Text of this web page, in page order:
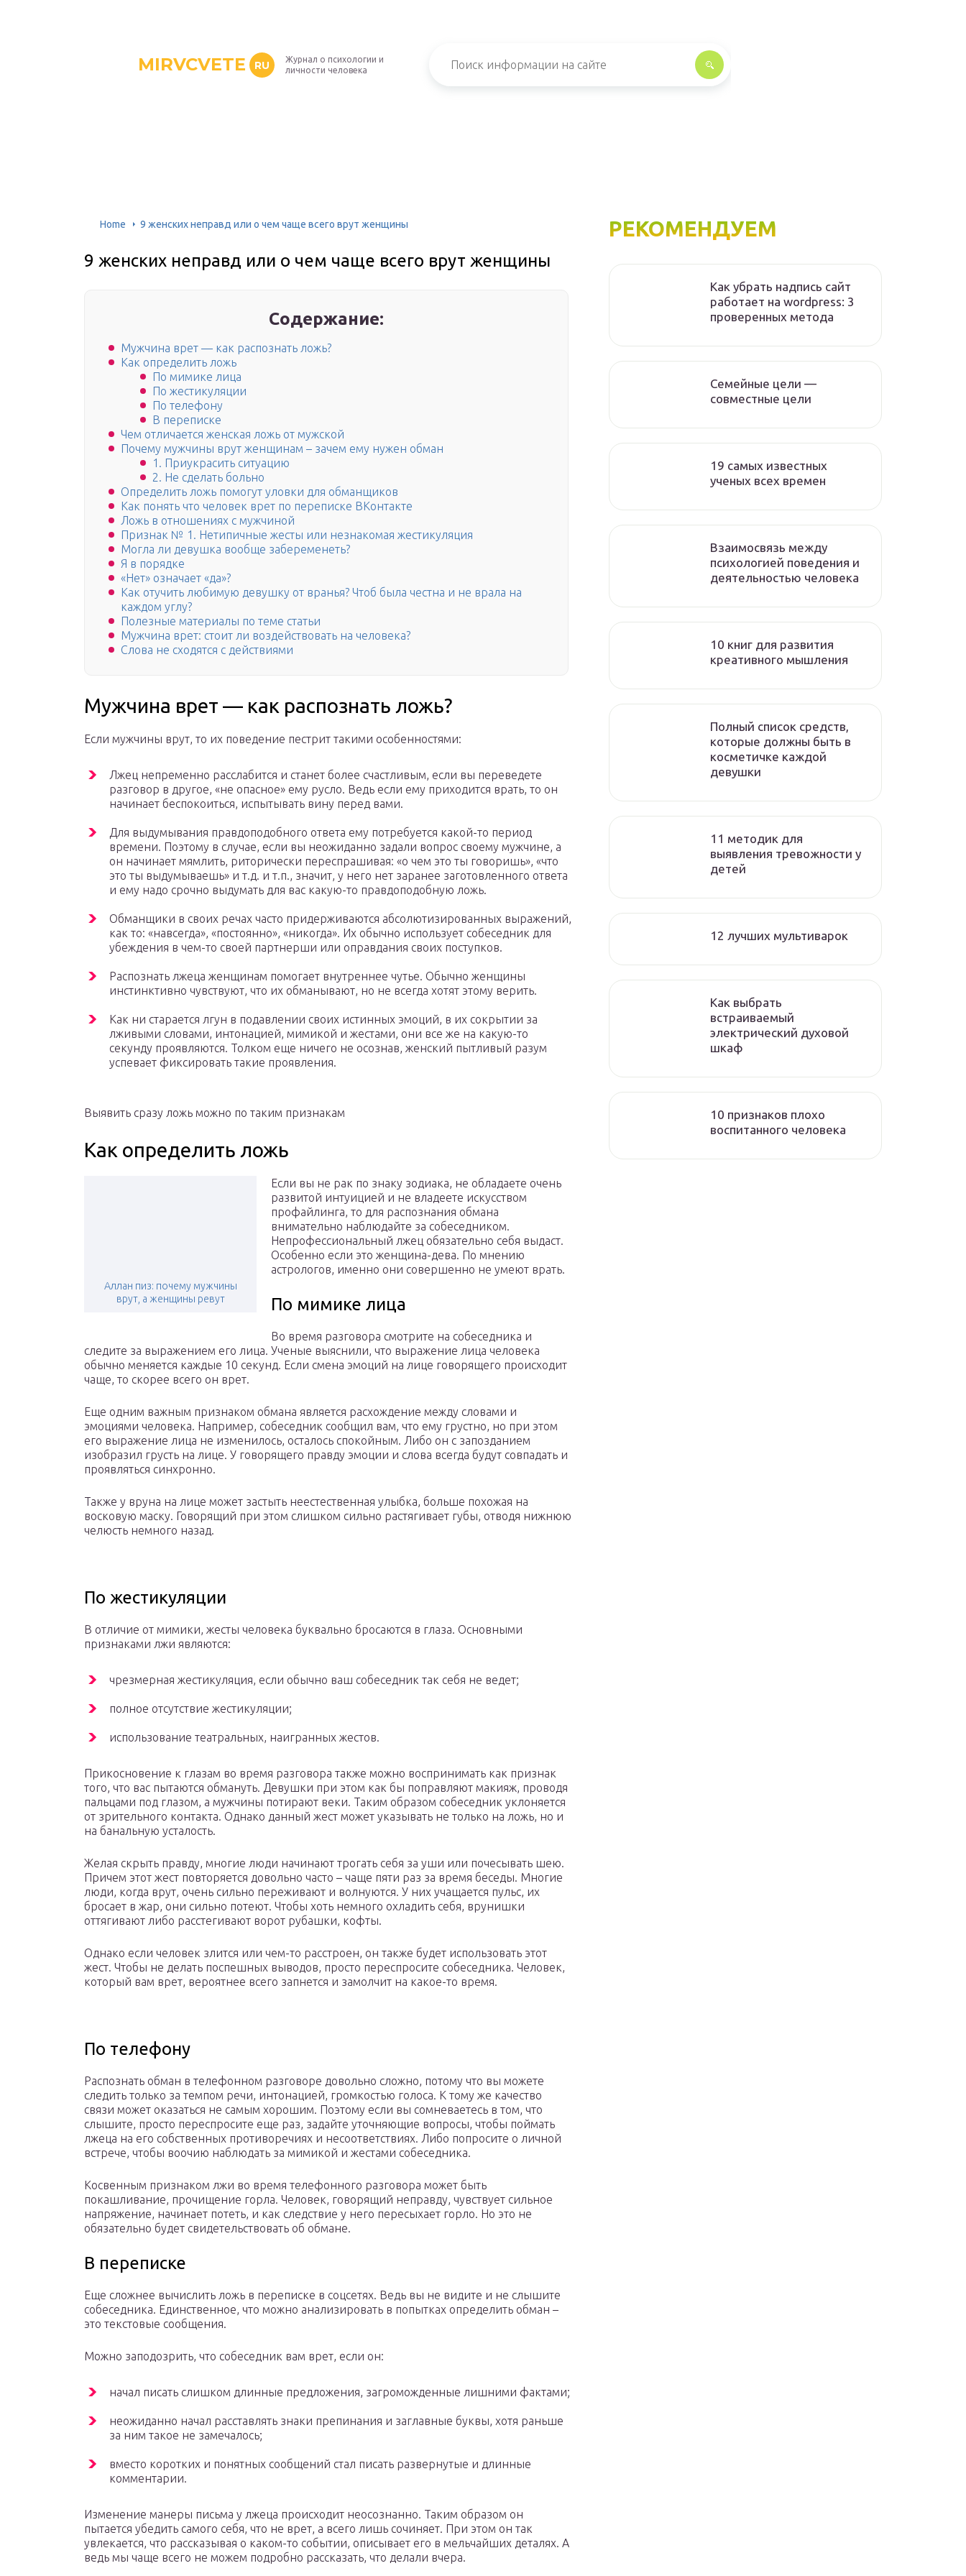
MIRVCVETE RU
Журнал о психологии и
личности человека
Home 9 женских неправд или о чем чаще всего врут женщины
9 женских неправд или о чем чаще всего врут женщины
Содержание:
Мужчина врет — как распознать ложь?
Как определить ложь
По мимике лица
По жестикуляции
По телефону
В переписке
Чем отличается женская ложь от мужской
Почему мужчины врут женщинам – зачем ему нужен обман
1. Приукрасить ситуацию
2. Не сделать больно
Определить ложь помогут уловки для обманщиков
Как понять что человек врет по переписке ВКонтакте
Ложь в отношениях с мужчиной
Признак № 1. Нетипичные жесты или незнакомая жестикуляция
Могла ли девушка вообще забеременеть?
Я в порядке
«Нет» означает «да»?
Как отучить любимую девушку от вранья? Чтоб была честна и не врала на
каждом углу?
Полезные материалы по теме статьи
Мужчина врет: стоит ли воздействовать на человека?
Слова не сходятся с действиями
Мужчина врет — как распознать ложь?
Если мужчины врут, то их поведение пестрит такими особенностями:
Лжец непременно расслабится и станет более счастливым, если вы переведете
разговор в другое, «не опасное» ему русло. Ведь если ему приходится врать, то он
начинает беспокоиться, испытывать вину перед вами.
Для выдумывания правдоподобного ответа ему потребуется какой-то период
времени. Поэтому в случае, если вы неожиданно задали вопрос своему мужчине, а
он начинает мямлить, риторически переспрашивая: «о чем это ты говоришь», «что
это ты выдумываешь» и т.д. и т.п., значит, у него нет заранее заготовленного ответа
и ему надо срочно выдумать для вас какую-то правдоподобную ложь.
Обманщики в своих речах часто придерживаются абсолютизированных выражений,
как то: «навсегда», «постоянно», «никогда». Их обычно использует собеседник для
убеждения в чем-то своей партнерши или оправдания своих поступков.
Распознать лжеца женщинам помогает внутреннее чутье. Обычно женщины
инстинктивно чувствуют, что их обманывают, но не всегда хотят этому верить.
Как ни старается лгун в подавлении своих истинных эмоций, в их сокрытии за
лживыми словами, интонацией, мимикой и жестами, они все же на какую-то
секунду проявляются. Толком еще ничего не осознав, женский пытливый разум
успевает фиксировать такие проявления.
Выявить сразу ложь можно по таким признакам
Как определить ложь
Аллан пиз: почему мужчины
врут, а женщины ревут
Если вы не рак по знаку зодиака, не обладаете очень
развитой интуицией и не владеете искусством
профайлинга, то для распознания обмана
внимательно наблюдайте за собеседником.
Непрофессиональный лжец обязательно себя выдаст.
Особенно если это женщина-дева. По мнению
астрологов, именно они совершенно не умеют врать.
По мимике лица
Во время разговора смотрите на собеседника и
следите за выражением его лица. Ученые выяснили, что выражение лица человека
обычно меняется каждые 10 секунд. Если смена эмоций на лице говорящего происходит
чаще, то скорее всего он врет.
Еще одним важным признаком обмана является расхождение между словами и
эмоциями человека. Например, собеседник сообщил вам, что ему грустно, но при этом
его выражение лица не изменилось, осталось спокойным. Либо он с запозданием
изобразил грусть на лице. У говорящего правду эмоции и слова всегда будут совпадать и
проявляться синхронно.
Также у вруна на лице может застыть неестественная улыбка, больше похожая на
восковую маску. Говорящий при этом слишком сильно растягивает губы, отводя нижнюю
челюсть немного назад.
По жестикуляции
В отличие от мимики, жесты человека буквально бросаются в глаза. Основными
признаками лжи являются:
чрезмерная жестикуляция, если обычно ваш собеседник так себя не ведет;
полное отсутствие жестикуляции;
использование театральных, наигранных жестов.
Прикосновение к глазам во время разговора также можно воспринимать как признак
того, что вас пытаются обмануть. Девушки при этом как бы поправляют макияж, проводя
пальцами под глазом, а мужчины потирают веки. Таким образом собеседник уклоняется
от зрительного контакта. Однако данный жест может указывать не только на ложь, но и
на банальную усталость.
Желая скрыть правду, многие люди начинают трогать себя за уши или почесывать шею.
Причем этот жест повторяется довольно часто – чаще пяти раз за время беседы. Многие
люди, когда врут, очень сильно переживают и волнуются. У них учащается пульс, их
бросает в жар, они сильно потеют. Чтобы хоть немного охладить себя, врунишки
оттягивают либо расстегивают ворот рубашки, кофты.
Однако если человек злится или чем-то расстроен, он также будет использовать этот
жест. Чтобы не делать поспешных выводов, просто переспросите собеседника. Человек,
который вам врет, вероятнее всего запнется и замолчит на какое-то время.
По телефону
Распознать обман в телефонном разговоре довольно сложно, потому что вы можете
следить только за темпом речи, интонацией, громкостью голоса. К тому же качество
связи может оказаться не самым хорошим. Поэтому если вы сомневаетесь в том, что
слышите, просто переспросите еще раз, задайте уточняющие вопросы, чтобы поймать
лжеца на его собственных противоречиях и несоответствиях. Либо попросите о личной
встрече, чтобы воочию наблюдать за мимикой и жестами собеседника.
Косвенным признаком лжи во время телефонного разговора может быть
покашливание, прочищение горла. Человек, говорящий неправду, чувствует сильное
напряжение, начинает потеть, и как следствие у него пересыхает горло. Но это не
обязательно будет свидетельствовать об обмане.
В переписке
Еще сложнее вычислить ложь в переписке в соцсетях. Ведь вы не видите и не слышите
собеседника. Единственное, что можно анализировать в попытках определить обман –
это текстовые сообщения.
Можно заподозрить, что собеседник вам врет, если он:
начал писать слишком длинные предложения, загроможденные лишними фактами;
неожиданно начал расставлять знаки препинания и заглавные буквы, хотя раньше
за ним такое не замечалось;
вместо коротких и понятных сообщений стал писать развернутые и длинные
комментарии.
Изменение манеры письма у лжеца происходит неосознанно. Таким образом он
пытается убедить самого себя, что не врет, а всего лишь сочиняет. При этом он так
увлекается, что рассказывая о каком-то событии, описывает его в мельчайших деталях. А
ведь мы чаще всего не можем подробно рассказать, что делали вчера.
РЕКОМЕНДУЕМ
Как убрать надпись сайт
работает на wordpress: 3
проверенных метода
Семейные цели —
совместные цели
19 самых известных
ученых всех времен
Взаимосвязь между
психологией поведения и
деятельностью человека
10 книг для развития
креативного мышления
Полный список средств,
которые должны быть в
косметичке каждой
девушки
11 методик для
выявления тревожности у
детей
12 лучших мультиварок
Как выбрать
встраиваемый
электрический духовой
шкаф
10 признаков плохо
воспитанного человека